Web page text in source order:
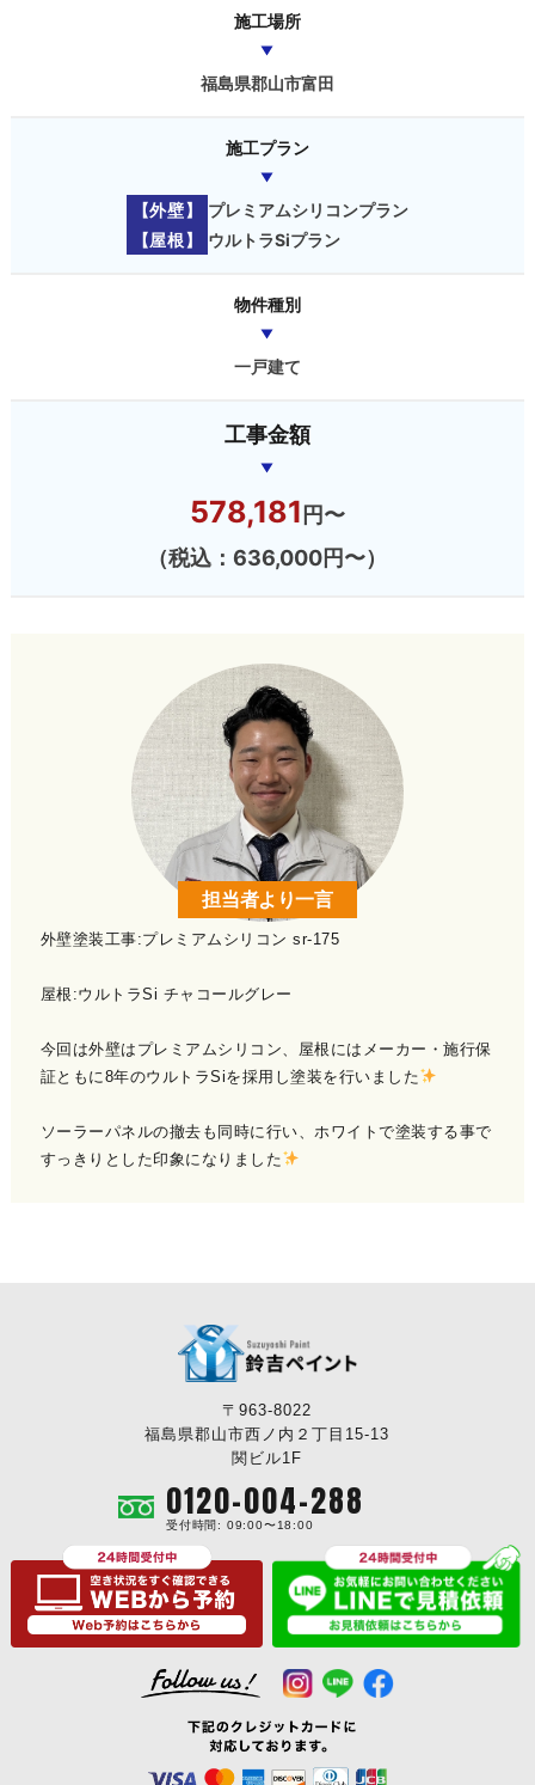
施工場所
福島県郡山市富田
施工プラン
【外壁】
プレミアムシリコンプラン
【屋根】
ウルトラSiプラン
物件種別
一戸建て
工事金額
578,181 円〜
（税込：636,000円〜）
担当者より一言
外壁塗装工事:プレミアムシリコン sr-175
屋根:ウルトラSi チャコールグレー
今回は外壁はプレミアムシリコン、屋根にはメーカー・施行保
証ともに8年のウルトラSiを採用し塗装を行いました
ソーラーパネルの撤去も同時に行い、ホワイトで塗装する事で
すっきりとした印象になりました
〒963-8022
福島県郡山市西ノ内２丁目15-13
関ビル1F
0120-004-288
受付時間: 09:00〜18:00